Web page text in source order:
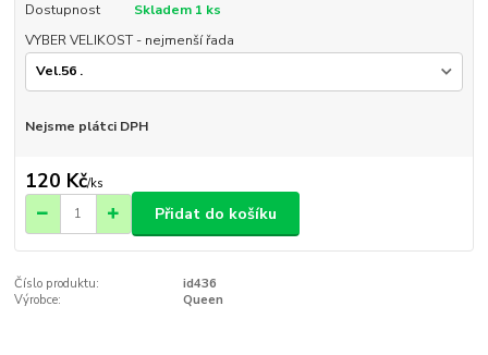
Dostupnost
Skladem 1 ks
VYBER VELIKOST - nejmenší řada
Nejsme plátci DPH
120 Kč/ks
Přidat do košíku
Číslo produktu:
id436
Výrobce:
Queen